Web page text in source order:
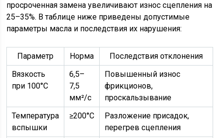
просроченная замена увеличивают износ сцепления на
25–35%. В таблице ниже приведены допустимые
параметры масла и последствия их нарушения:
Параметр Норма
Последствия отклонения
Вязкость
при 100°C
6,5–
7,5
мм²/с
Повышенный износ
фрикционов,
проскальзывание
Температура
вспышки
≥200°C
Разложение присадок,
перегрев сцепления